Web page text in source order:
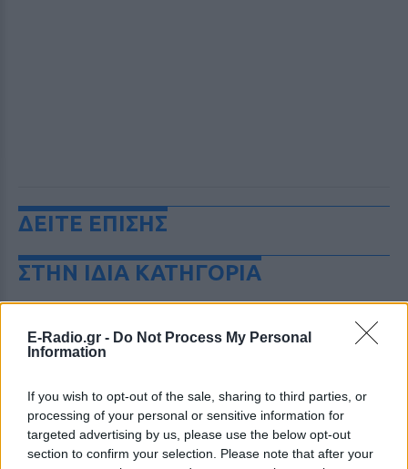
E-Radio.gr - Do Not Process My Personal
Information
If you wish to opt-out of the sale, sharing to third parties, or
processing of your personal or sensitive information for
targeted advertising by us, please use the below opt-out
section to confirm your selection. Please note that after your
ΔΕΙΤΕ ΕΠΙΣΗΣ
ΣΤΗΝ ΙΔΙΑ ΚΑΤΗΓΟΡΙΑ
το κίνητρο» υποστηρίζει ο
συνήγορος του 55χρονου που
καταψύκτη
ΠΡΙΝ 8 ΏΡΕΣ
Ο ίδιος δήλωσε ότι ο πελάτης του είχε
μια εξαιρετικά έντονη συναισθηματική
εξάρτηση από τους γονείς του